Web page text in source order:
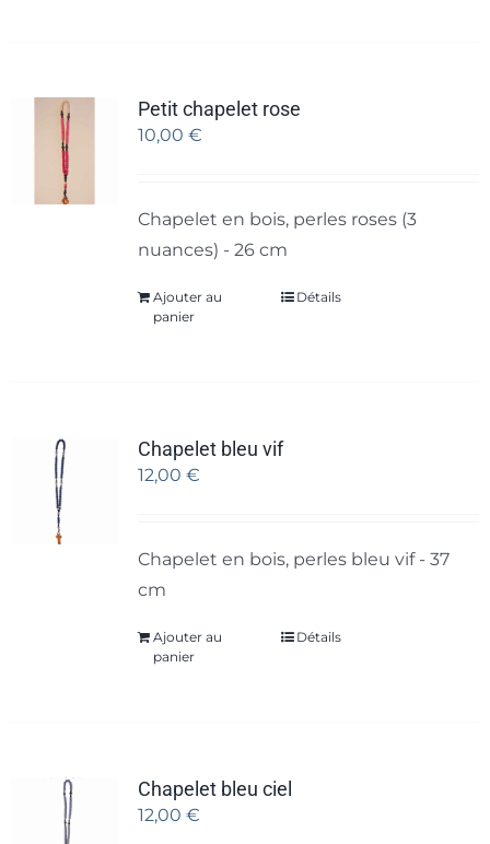
Petit chapelet rose
10,00 €
Chapelet en bois, perles roses (3
nuances) - 26 cm
Ajouter au
panier
Détails
Chapelet bleu vif
12,00 €
Chapelet en bois, perles bleu vif - 37
cm
Ajouter au
panier
Détails
Chapelet bleu ciel
12,00 €